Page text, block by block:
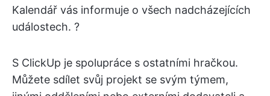
Kalendář vás informuje o všech nadcházejících
událostech. ?️
S ClickUp je spolupráce s ostatními hračkou.
Můžete sdílet svůj projekt se svým týmem,